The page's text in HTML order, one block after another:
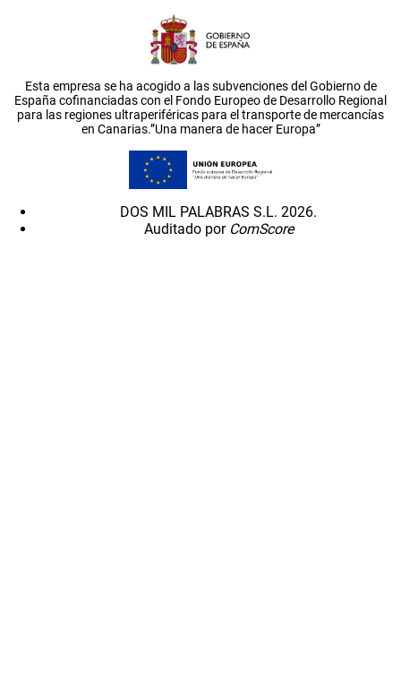
Esta empresa se ha acogido a las subvenciones del Gobierno de
España cofinanciadas con el Fondo Europeo de Desarrollo Regional
para las regiones ultraperiféricas para el transporte de mercancías
en Canarias.”Una manera de hacer Europa”
DOS MIL PALABRAS S.L. 2026.
Auditado por ComScore